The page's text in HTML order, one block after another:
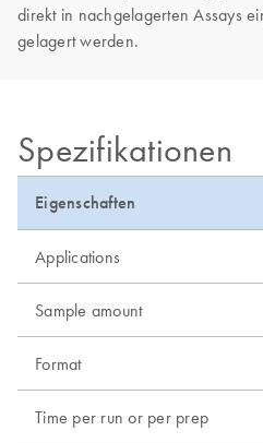
direkt in nachgelagerten Assays
gelagert werden.
Spezifikationen
Eigenschaften
Applications
Sample amount
Format
Time per run or per prep